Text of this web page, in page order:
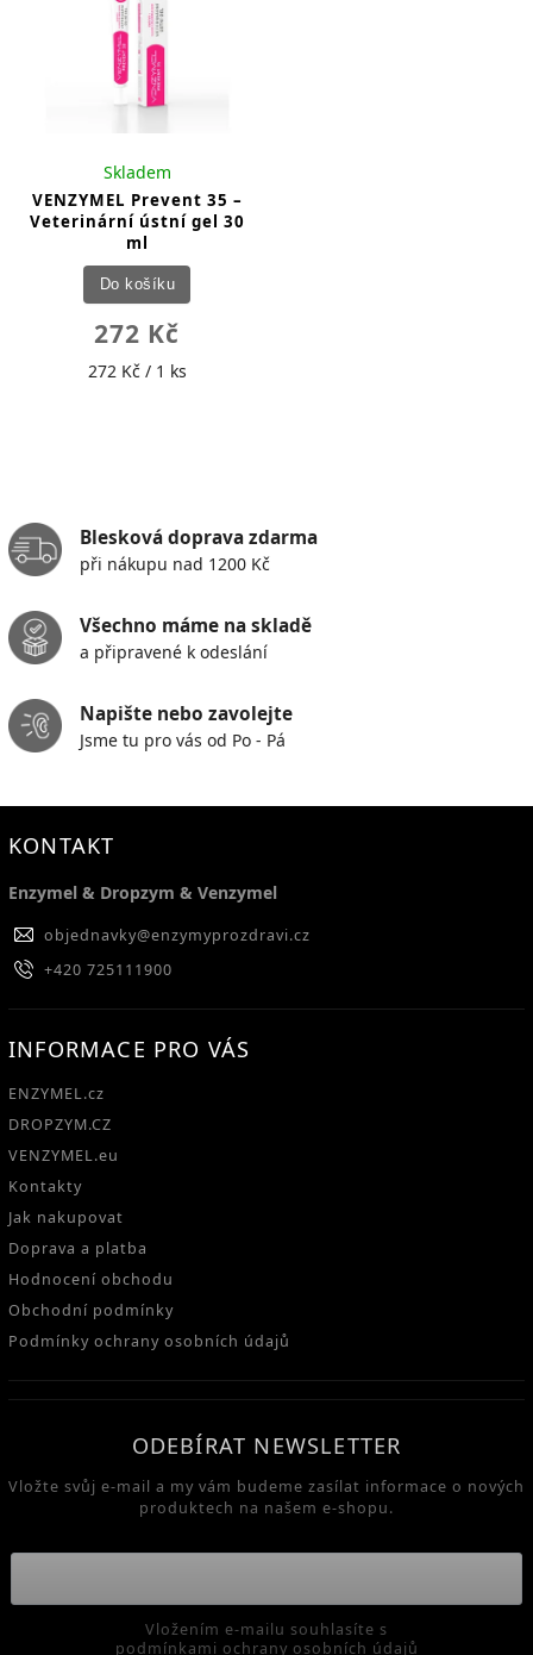
VENZYMEL Prevent 35 –
Veterinární ústní gel 30
ml
Skladem
272 Kč
272 Kč / 1 ks
Do košíku
Blesková doprava zdarma
při nákupu nad 1200 Kč
Všechno máme na skladě
a připravené k odeslání
Napište nebo zavolejte
Jsme tu pro vás od Po - Pá
KONTAKT
Enzymel & Dropzym & Venzymel
objednavky@enzymyprozdravi.cz
+420 725111900
INFORMACE PRO VÁS
ENZYMEL.cz
DROPZYM.CZ
VENZYMEL.eu
Kontakty
Jak nakupovat
Doprava a platba
Hodnocení obchodu
Obchodní podmínky
Podmínky ochrany osobních údajů
ODEBÍRAT NEWSLETTER
Vložte svůj e-mail a my vám budeme zasílat informace o nových
produktech na našem e-shopu.
podmínkami ochrany osobních údajů